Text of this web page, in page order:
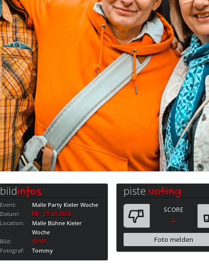
bildinfos
Event:
Malle Party Kieler Woche
Datum:
FR · 27.06.2025
Location:
Malle Bühne Kieler
Woche
Bild:
12/67
Fotograf:
Tommy
pistevoting
SCORE
-
Foto melden